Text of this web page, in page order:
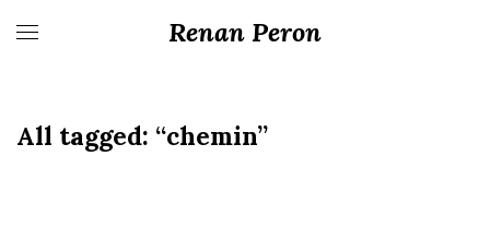
Renan Peron
All tagged: “chemin”